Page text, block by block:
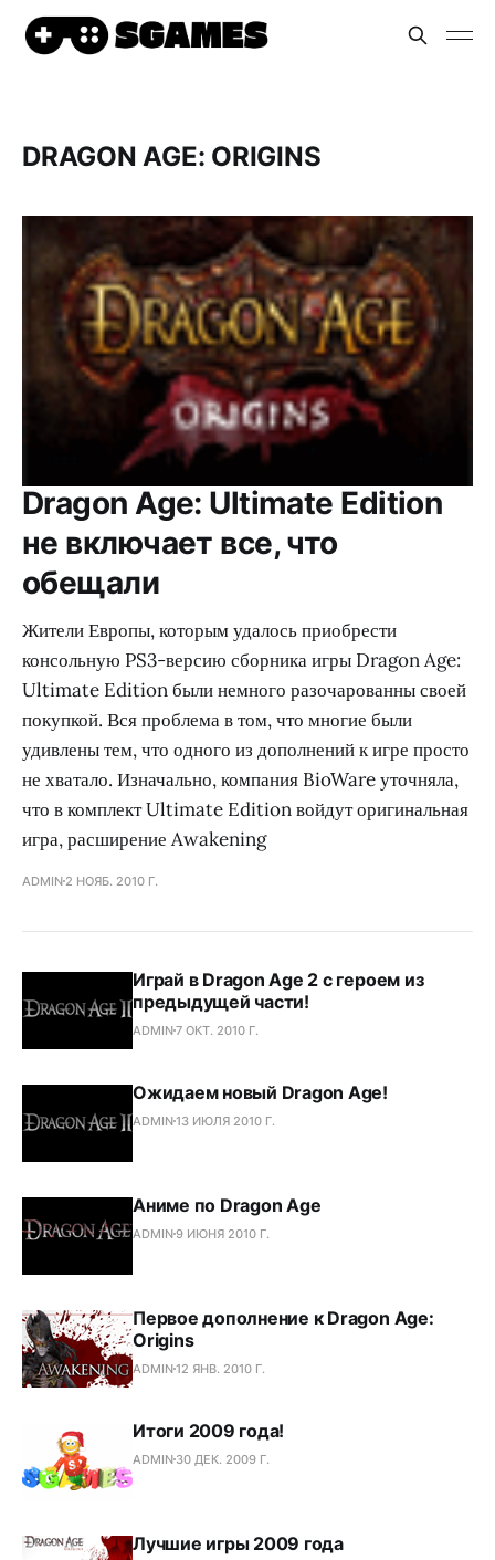
DRAGON AGE: ORIGINS
Dragon Age: Ultimate Edition
не включает все, что
обещали
Жители Европы, которым удалось приобрести
консольную PS3-версию сборника игры Dragon Age:
Ultimate Edition были немного разочарованны своей
покупкой. Вся проблема в том, что многие были
удивлены тем, что одного из дополнений к игре просто
не хватало. Изначально, компания BioWare уточняла,
что в комплект Ultimate Edition войдут оригинальная
игра, расширение Awakening
ADMIN 2 НОЯБ. 2010 Г.
Играй в Dragon Age 2 с героем из
предыдущей части!
ADMIN7 ОКТ. 2010 Г.
Ожидаем новый Dragon Age!
ADMIN13 ИЮЛЯ 2010 Г.
Аниме по Dragon Age
ADMIN9 ИЮНЯ 2010 Г.
Первое дополнение к Dragon Age:
Origins
ADMIN12 ЯНВ. 2010 Г.
Итоги 2009 года!
ADMIN 30 ДЕК. 2009 Г.
Лучшие игры 2009 года